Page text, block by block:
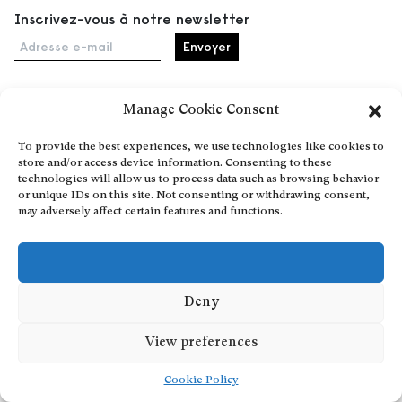
Manage Cookie Consent
To provide the best experiences, we use technologies like cookies to
store and/or access device information. Consenting to these
technologies will allow us to process data such as browsing behavior
or unique IDs on this site. Not consenting or withdrawing consent,
may adversely affect certain features and functions.
Deny
View preferences
Cookie Policy
Inscrivez-vous à notre newsletter
Adresse e-mail
Événements
À propos
Partenaires
Conditions générales
Confidentialité et cookies
Communiquer votre événement